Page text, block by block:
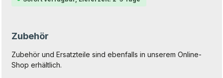
Zubehör
Zubehör und Ersatzteile sind ebenfalls in unserem Online-
Shop erhältlich.